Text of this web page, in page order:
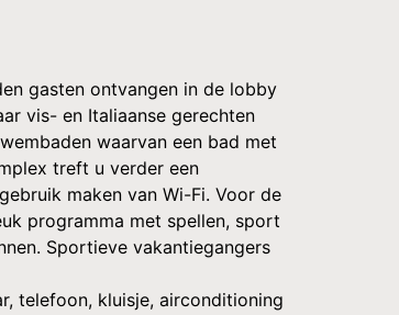
gasten ontvangen in de lobby
vis- en Italiaanse gerechten
waarvan een bad met
treft u verder een
maken van Wi-Fi. Voor de
programma met spellen, sport
Sportieve vakantiegangers
telefoon, kluisje, airconditioning